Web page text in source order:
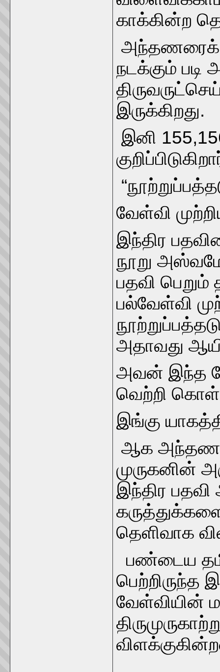
காக்கின்ற
அந்தணரைக்
நடக்கும் படி
இருக்கிறது.
இனி
வேள்வி
இந்திர
நூறு
பதவி பெறும்
பல்வேள்வி
அதாவது
அவன் இந்த
வெற்றி
இங்கு
ஆக அந்தணர்
முருகனின்
இந்திர
தெளிவாக
பண்டைய
பெற்றிருந்த
வேள்வியின்